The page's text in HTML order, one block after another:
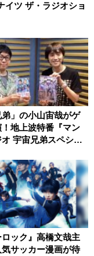
イツ ザ・ラジオショ
弟」の小山宙哉がゲ
！地上波特番『マン
宇宙兄弟スペシャ
ロック』高橋文哉主
サッカー漫画が待